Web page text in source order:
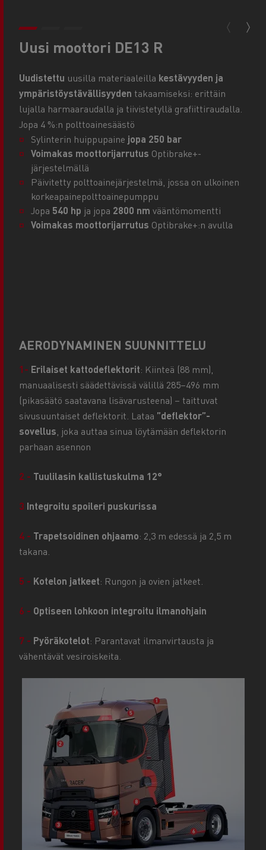
Uusi moottori DE13 R
Uudistettu uusilla materiaaleilla kestävyyden ja
ympäristöystävällisyyden takaamiseksi: erittäin
lujalla harmaaraudalla ja tiivistetyllä grafiittiraudalla.
Jopa 4 %:n polttoainesäästö
Sylinterin huippupaine jopa 250 bar
Voimakas moottorijarrutus Optibrake+-
järjestelmällä
Päivitetty polttoainejärjestelmä, jossa on ulkoinen
korkeapainepolttoainepumppu
Jopa 540 hp ja jopa 2800 nm vääntömomentti
Voimakas moottorijarrutus Optibrake+:n avulla
AERODYNAMINEN SUUNNITTELU
1- Erilaiset kattodeflektorit: Kiinteä (88 mm),
manuaalisesti säädettävissä välillä 285–496 mm
(pikasäätö saatavana lisävarusteena) – taittuvat
sivusuuntaiset deflektorit. Lataa ”deflektor”-
sovellus, joka auttaa sinua löytämään deflektorin
parhaan asennon
2 - Tuulilasin kallistuskulma 12°
3 Integroitu spoileri puskurissa
4 - Trapetsoidinen ohjaamo: 2,3 m edessä ja 2,5 m
takana.
5 - Kotelon jatkeet: Rungon ja ovien jatkeet.
6 - Optiseen lohkoon integroitu ilmanohjain
7 - Pyöräkotelot: Parantavat ilmanvirtausta ja
vähentävät vesiroiskeita.